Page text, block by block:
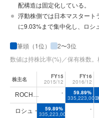
配構造は固定化している。
浮動株側では日本マスター
に9.03%まで集中化し、ロシ
筆頭（1位）
2〜3位
数値は持株比率(%)／保有株数
大株主上位10位の年次推移
株主名 FY15
2015/12
FY16
2016/12
ROCH…
- 59.89%
335,223,000
ロシュ・…59.89%
335,223,000株
-